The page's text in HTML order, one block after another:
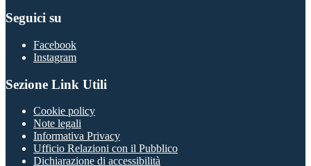
Seguici su
Facebook
Instagram
Sezione Link Utili
Cookie policy
Note legali
Informativa Privacy
Ufficio Relazioni con il Pubblico
Dichiarazione di accessibilità